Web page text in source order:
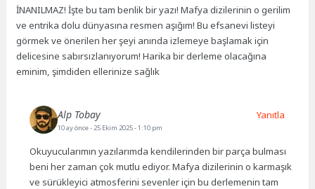
İNANILMAZ! İşte bu tam benlik bir yazı! Mafya dizilerinin o gerilim
ve entrika dolu dünyasına resmen aşığım! Bu efsanevi listeyi
görmek ve önerilen her şeyi anında izlemeye başlamak için
delicesine sabırsızlanıyorum! Harika bir derleme olacağına
eminim, şimdiden ellerinize sağlık
Alp Tobay
10 ay önce- 25 Ekim 2025 - 1:10 pm
Okuyucularımın yazılarımda kendilerinden bir parça bulması
beni her zaman çok mutlu ediyor. Mafya dizilerinin o karmaşık
ve sürükleyici atmosferini sevenler için bu derlemenin tam
Yanıtla